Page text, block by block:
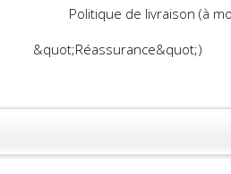
Politique de livraison (à
&quot;Réassurance&quot;)